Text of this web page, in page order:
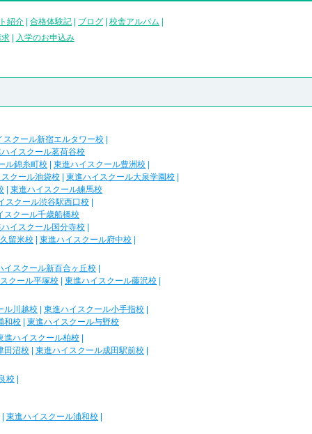
紹介 合格体験記 ブログ 校舎アルバム
|
入学のお申込み
スクール新宿エルタワー校
イスクール茗荷谷校
ル錦糸町校 東進ハイスクール豊洲校
クール池袋校 東進ハイスクール大泉学園校
東進ハイスクール練馬校
スクール渋谷駅西口校
スクール千歳船橋校
イスクール国分寺校
留米校 東進ハイスクール府中校
イスクール新百合ヶ丘校
クール平塚校 東進ハイスクール藤沢校
ル川越校 東進ハイスクール小手指校
和校
東進ハイスクール与野校
進ハイスクール柏校
田沼校 東進ハイスクール成田駅前校
校
東進ハイスクール浦和校